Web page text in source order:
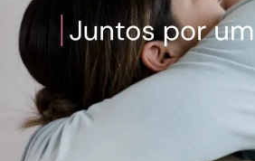
Serviços
Contato
Blog